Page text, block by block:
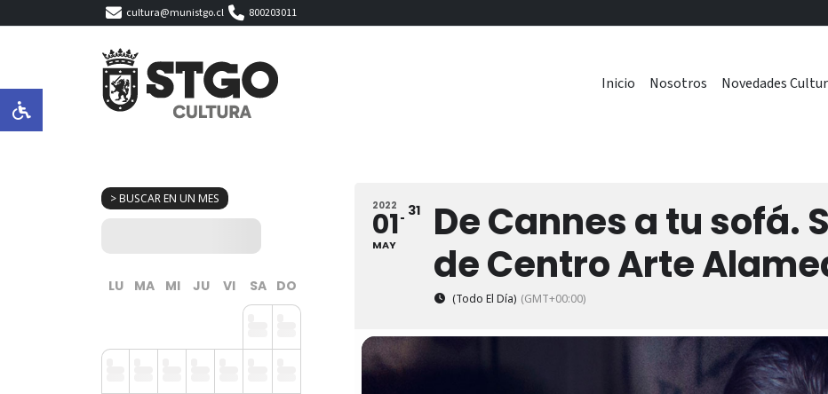
cultura@munistgo.cl 800203011
Inicio Nosotros Novedades
> BUSCAR EN UN MES
LU MA MI JU VI SA DO
2022
01
MAY
31
De Cannes a tu sofá.
de Centro Arte
(Todo El Día) (GMT+00:00)